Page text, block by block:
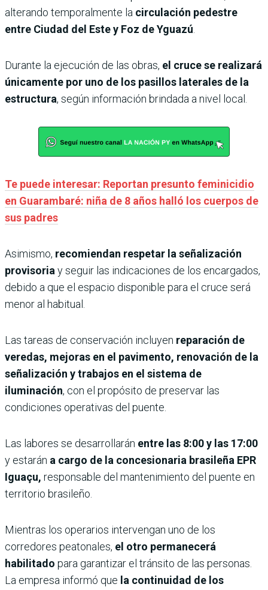
alterando temporalmente la circulación pedestre
entre Ciudad del Este y Foz de Yguazú.
Durante la ejecución de las obras, el cruce se realizará
únicamente por uno de los pasillos laterales de la
estructura, según información brindada a nivel local.
Te puede interesar: Reportan presunto feminicidio
en Guarambaré: niña de 8 años halló los cuerpos de
sus padres
Asimismo, recomiendan respetar la señalización
provisoriay seguir las indicaciones de los encargados,
debido a que el espacio disponible para el cruce será
menor al habitual.
Las tareas de conservación incluyen reparación de
veredas, mejoras en el pavimento, renovación de la
señalización y trabajos en el sistema de
iluminación, con el propósito de preservar las
condiciones operativas del puente.
Las labores se desarrollarán entre las 8:00 y las 17:00
y estarán a cargo de la concesionaria brasileña EPR
Iguaçu, responsable del mantenimiento del puente en
territorio brasileño.
Mientras los operarios intervengan uno de los
corredores peatonales, el otro permanecerá
habilitado para garantizar el tránsito de las personas.
La empresa informó que la continuidad de los